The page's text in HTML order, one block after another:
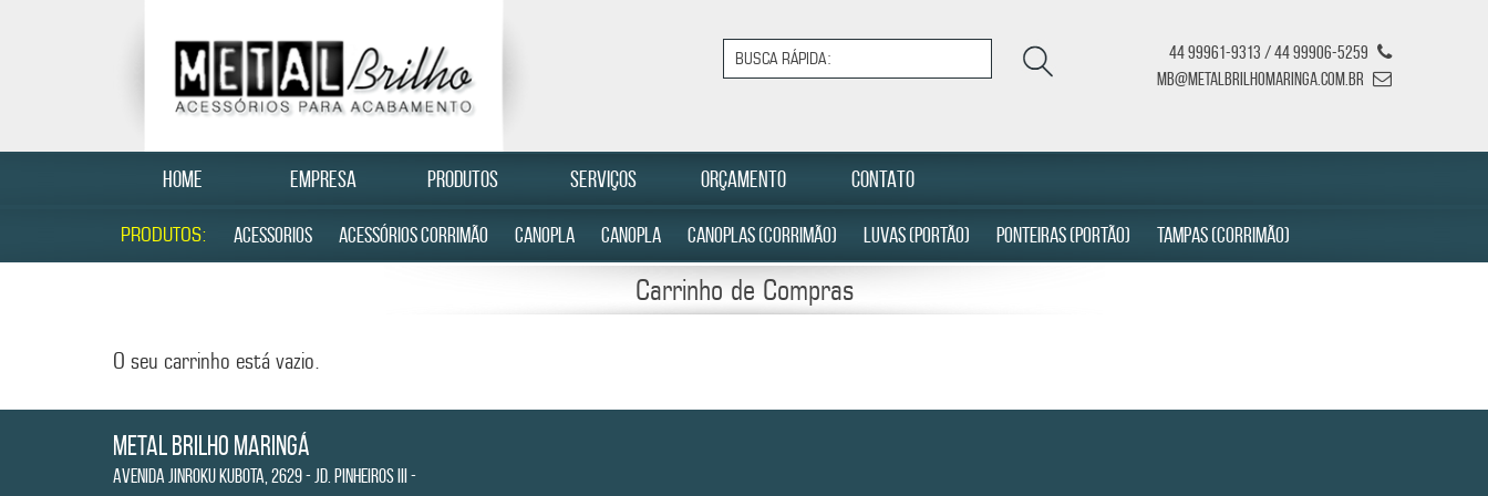
44 99961-9313 / 44 99906-5259
mb@metalbrilhomaringa.com.br
HOME EMPRESA PRODUTOS SERVIÇOS ORÇAMENTO CONTATO
PRODUTOS: ACESSORIOS ACESSÓRIOS CORRIMÃO CANOPLA CANOPLA CANOPLAS (CORRIMÃO) LUVAS (PORTÃO) PONTEIRAS (PORTÃO) TAMPAS (CORRIMÃO)
Carrinho de Compras
O seu carrinho está vazio.
Metal Brilho Maringá
Avenida Jinroku Kubota, 2629 - Jd. Pinheiros III -